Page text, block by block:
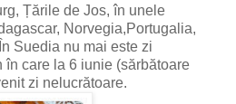
Țările de Jos, în unele
Norvegia,Portugalia,
Suedia nu mai este zi
în care la 6 iunie (sărbătoare
zi nelucrătoare.